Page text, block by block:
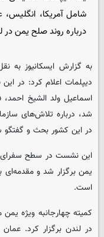
شامل آمریکا،
درباره روند صلح یمن در
به گزارش ایسکانیوز به
دیپلمات اعلام کرد: در
اسماعیل ولد الشیخ
شد، درباره تلاش‌های
در این کشور بحث و
این نشست در سطح سفرای
یمن برگزار شد و
است.
کمیته چهارجانبه ویژه
در لندن برگزار کرد.